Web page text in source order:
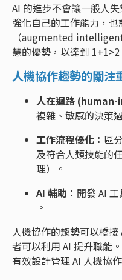
AI 的進步不會讓一般人
強化自己的工作能力，
（augmented
慧的優勢，以達到 1+1>2
人機協作趨勢的關注
人在迴路
複雜、敏感的決策
工作流程優化： 區
及符合人類技能的
理）。
AI 輔助： 開發 AI
。
人機協作的趨勢可以橋
者可以利用 AI 提升職能
有效設計管理 AI 人機協